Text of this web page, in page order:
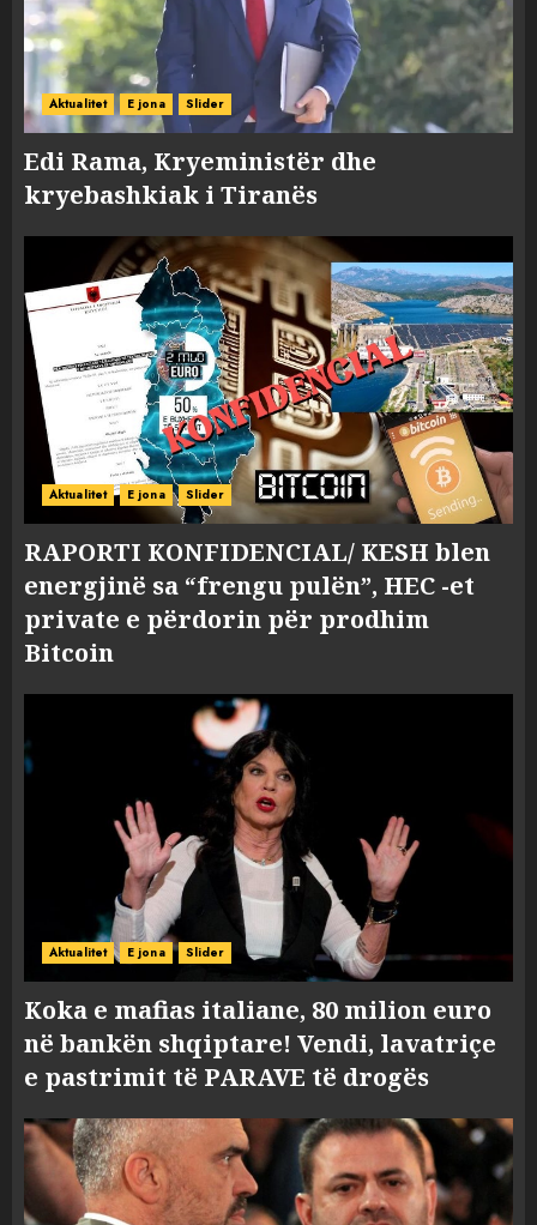
Aktualitet E jona Slider
Edi Rama, Kryeministër dhe
kryebashkiak i Tiranës
Aktualitet E jona Slider
RAPORTI KONFIDENCIAL/ KESH blen
energjinë sa “frengu pulën”, HEC -et
private e përdorin për prodhim
Bitcoin
Aktualitet E jona Slider
Koka e mafias italiane, 80 milion euro
në bankën shqiptare! Vendi, lavatriçe
e pastrimit të PARAVE të drogës